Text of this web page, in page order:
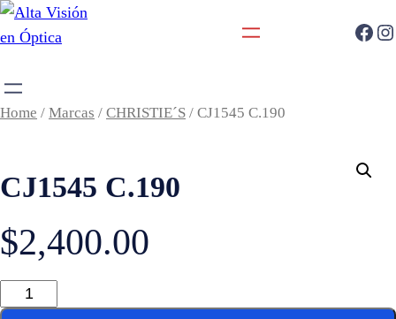
Home / Marcas / CHRISTIE´S / CJ1545 C.190
CJ1545 C.190
$2,400.00